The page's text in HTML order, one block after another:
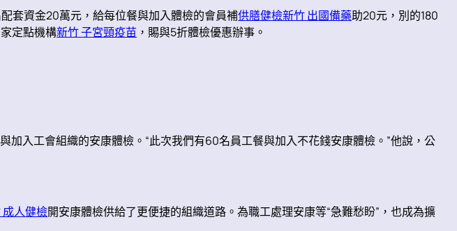
套資金20萬元，給每位餐與加入體檢的會員補供膳健檢新竹 出國備藥助20元，別的180
定點機構新竹 子宮頸疫苗 ，賜與5折體檢優惠辦事。
入工會組織的安康體檢。“此次我們有60名員工餐與加入不花錢安康體檢。”他說，公
成人健檢開安康體檢供給了更便捷的組織道路。為職工處理安康等“急難愁盼”，也成為擴